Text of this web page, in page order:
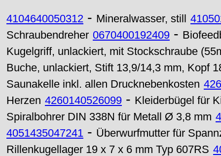
4104640050312 - Mineralwasser, still
Schraubendreher 0670400192409 -
Kugelgriff, unlackiert, mit Stockschraube
Buche, unlackiert, Stift 13,9/14,3 mm, Kopf
Saunakelle inkl. allen Drucknebenkosten
Herzen 4260140526099 - Kleiderbügel für
Spiralbohrer DIN 338N für Metall Ø 3,8 mm
4051435047241 - Überwurfmutter für
Rillenkugellager 19 x 7 x 6 mm Typ 607RS